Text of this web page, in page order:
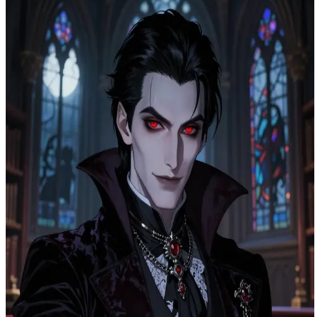
Люциан Бладмун
Бессмертный аристократ-вампир Люциан Бладмун